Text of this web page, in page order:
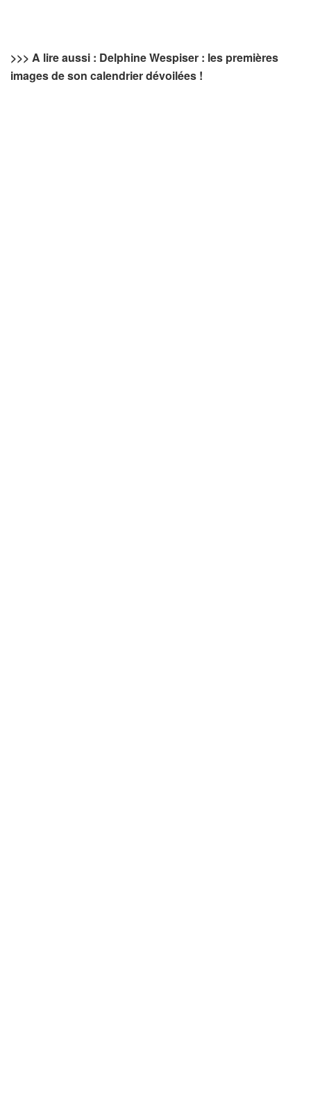
>>> A lire aussi : Delphine Wespiser : les premières
images de son calendrier dévoilées !